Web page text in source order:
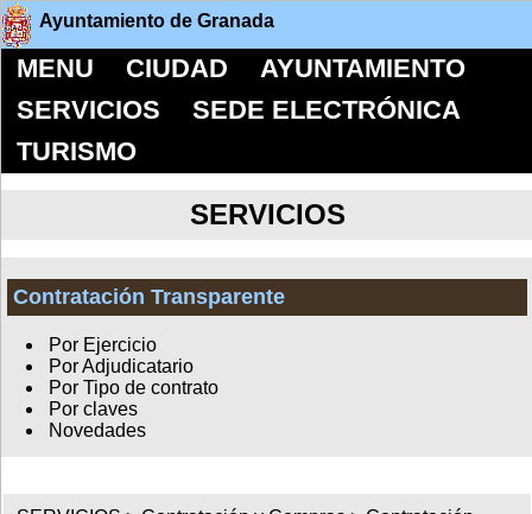
Ayuntamiento de Granada
MENU CIUDAD
AYUNTAMIENTO
SERVICIOS
SEDE ELECTRÓNICA
TURISMO
SERVICIOS
Contratación Transparente
Por Ejercicio
Por Adjudicatario
Por Tipo de contrato
Por claves
Novedades